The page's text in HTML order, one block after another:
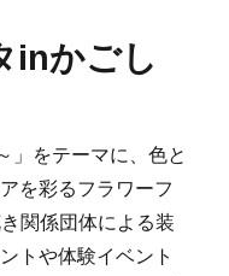
inかごし
」をテーマに、色と
を彩るフラワーフ
関係団体による装
トや体験イベント